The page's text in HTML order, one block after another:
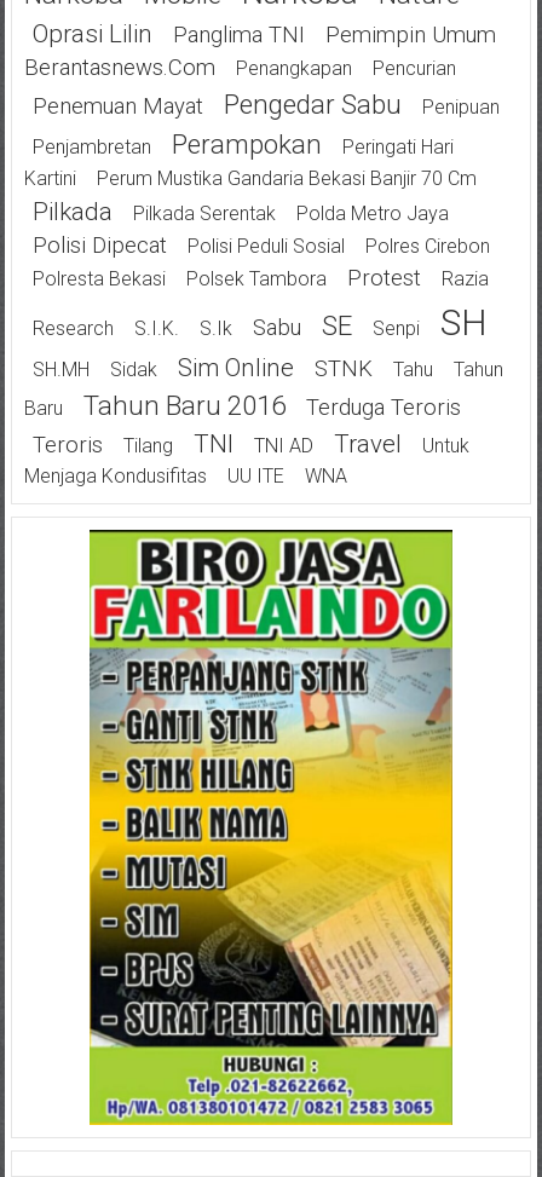
Oprasi Lilin Panglima TNI
Pemimpin Umum
Berantasnews.com
Penangkapan Pencurian
Penemuan Mayat Pengedar Sabu
Penipuan
Penjambretan
Perampokan
Peringati Hari
Kartini
Perum Mustika Gandaria Bekasi Banjir 70 Cm
Pilkada Pilkada Serentak Polda Metro Jaya
Polisi Dipecat Polisi Peduli Sosial
Polres Cirebon
Polresta Bekasi
Polsek Tambora Protest Razia
Research S.I.K. S.Ik Sabu SE Senpi SH
SH.MH Sidak Sim Online STNK Tahu
Tahun
Baru
Tahun Baru 2016
Terduga Teroris
Teroris
Tilang TNI TNI AD Travel
Untuk
Menjaga Kondusifitas
UU ITE WNA